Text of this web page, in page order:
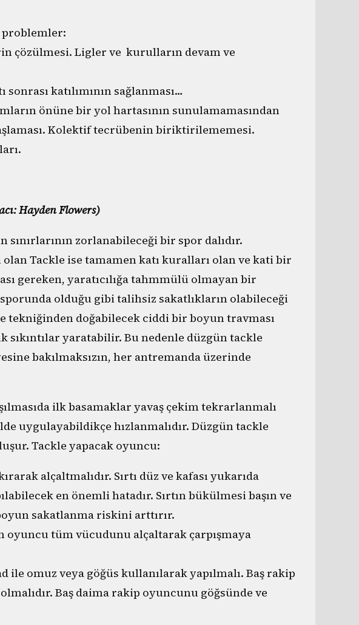
problemler:
çözülmesi. Ligler ve kurulların devam ve
katılımının sağlanması…
önüne bir yol hartasının sunulamamasından
Kolektif tecrübenin biriktirilememesi.
Hayden Flowers)
sınırlarının zorlanabileceği bir spor dalıdır.
Tackle ise tamamen katı kuralları olan ve kati bir
gereken, yaratıcılığa tahmmülü olmayan bir
sporunda olduğu gibi talihsiz sakatlıkların olabileceği
tekniğinden doğabilecek ciddi bir boyun travması
sıkıntılar yaratabilir. Bu nedenle düzgün tackle
bakılmaksızın, her antremanda üzerinde
ilk basamaklar yavaş çekim tekrarlanmalı
uygulayabildikçe hızlanmalıdır. Düzgün tackle
Tackle yapacak oyuncu:
alçaltmalıdır. Sırtı düz ve kafası yukarıda
en önemli hatadır. Sırtın bükülmesi başın ve
sakatlanma riskini arttırır.
oyuncu tüm vücudunu alçaltarak çarpışmaya
ile omuz veya göğüs kullanılarak yapılmalı. Baş rakip
Baş daima rakip oyuncunu göğsünde ve